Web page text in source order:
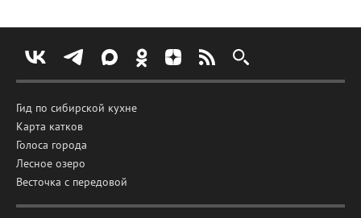
Гид по сибирской кухне
Карта катков
Голоса города
Лесное озеро
Весточка с передовой